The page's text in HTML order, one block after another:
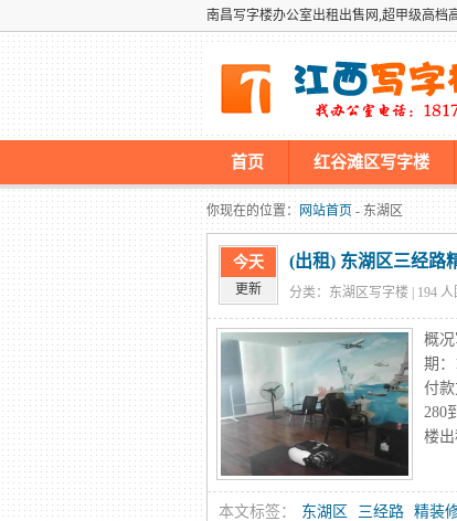
南昌写字楼办公室出租出售网,超甲级高
首页 红谷滩区写字楼
墡墢美国仿牌vps推荐仿牌空
你现在的位置： 网站首页 - 东湖区
今天
更新
(出租) 东湖区三经路
分类：东湖区写字楼 | 194 人
概
期
付
280
楼
本文标签： 东湖区 三经路 精装